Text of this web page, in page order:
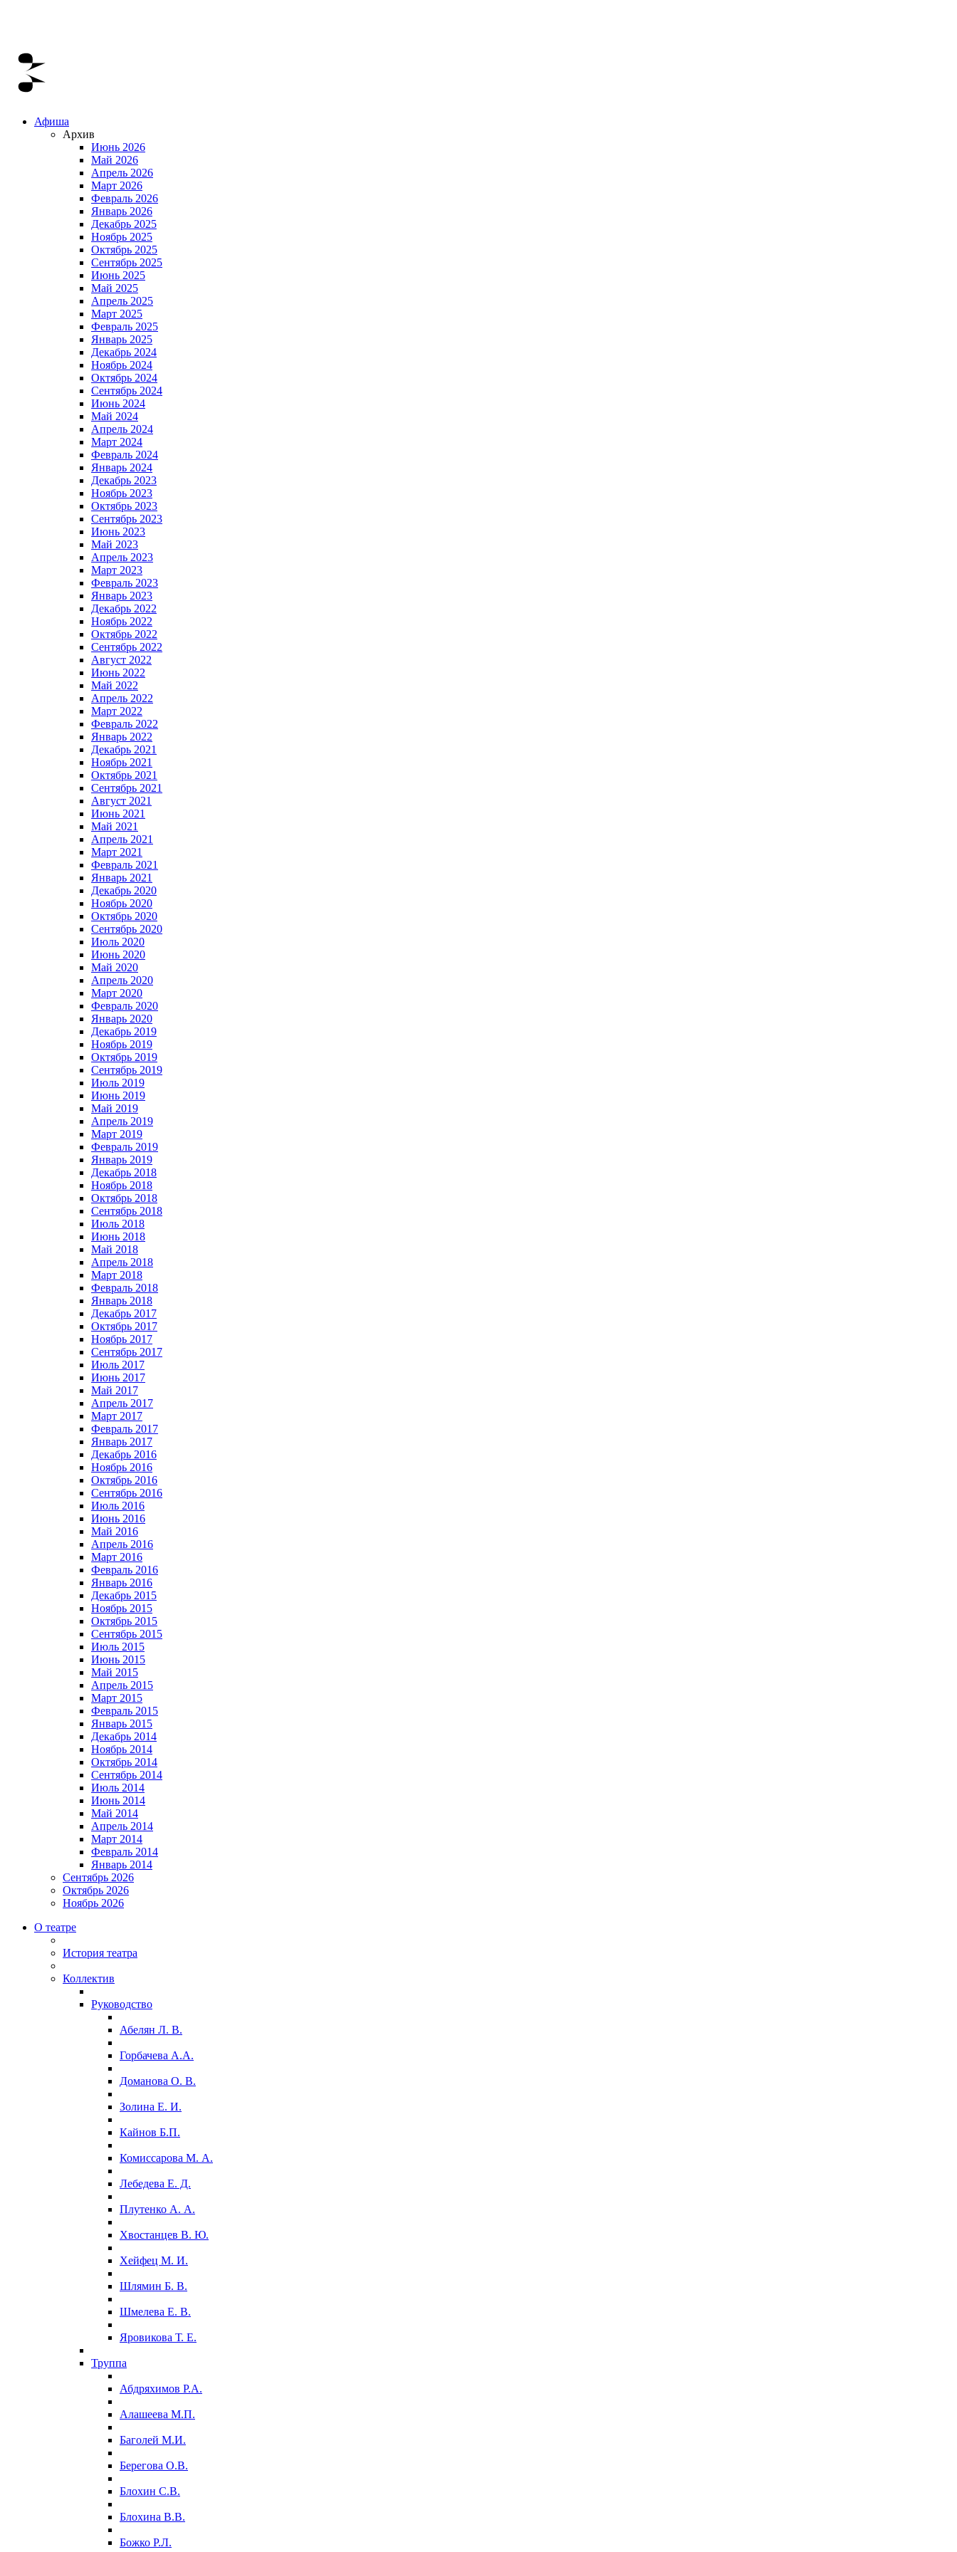
Афиша
Архив
Июнь 2026
Май 2026
Апрель 2026
Март 2026
Февраль 2026
Январь 2026
Декабрь 2025
Ноябрь 2025
Октябрь 2025
Сентябрь 2025
Июнь 2025
Май 2025
Апрель 2025
Март 2025
Февраль 2025
Январь 2025
Декабрь 2024
Ноябрь 2024
Октябрь 2024
Сентябрь 2024
Июнь 2024
Май 2024
Апрель 2024
Март 2024
Февраль 2024
Январь 2024
Декабрь 2023
Ноябрь 2023
Октябрь 2023
Сентябрь 2023
Июнь 2023
Май 2023
Апрель 2023
Март 2023
Февраль 2023
Январь 2023
Декабрь 2022
Ноябрь 2022
Октябрь 2022
Сентябрь 2022
Август 2022
Июнь 2022
Май 2022
Апрель 2022
Март 2022
Февраль 2022
Январь 2022
Декабрь 2021
Ноябрь 2021
Октябрь 2021
Сентябрь 2021
Август 2021
Июнь 2021
Май 2021
Апрель 2021
Март 2021
Февраль 2021
Январь 2021
Декабрь 2020
Ноябрь 2020
Октябрь 2020
Сентябрь 2020
Июль 2020
Июнь 2020
Май 2020
Апрель 2020
Март 2020
Февраль 2020
Январь 2020
Декабрь 2019
Ноябрь 2019
Октябрь 2019
Сентябрь 2019
Июль 2019
Июнь 2019
Май 2019
Апрель 2019
Март 2019
Февраль 2019
Январь 2019
Декабрь 2018
Ноябрь 2018
Октябрь 2018
Сентябрь 2018
Июль 2018
Июнь 2018
Май 2018
Апрель 2018
Март 2018
Февраль 2018
Январь 2018
Декабрь 2017
Октябрь 2017
Ноябрь 2017
Сентябрь 2017
Июль 2017
Июнь 2017
Май 2017
Апрель 2017
Март 2017
Февраль 2017
Январь 2017
Декабрь 2016
Ноябрь 2016
Октябрь 2016
Сентябрь 2016
Июль 2016
Июнь 2016
Май 2016
Апрель 2016
Март 2016
Февраль 2016
Январь 2016
Декабрь 2015
Ноябрь 2015
Октябрь 2015
Сентябрь 2015
Июль 2015
Июнь 2015
Май 2015
Апрель 2015
Март 2015
Февраль 2015
Январь 2015
Декабрь 2014
Ноябрь 2014
Октябрь 2014
Сентябрь 2014
Июль 2014
Июнь 2014
Май 2014
Апрель 2014
Март 2014
Февраль 2014
Январь 2014
Сентябрь 2026
Октябрь 2026
Ноябрь 2026
О театре
История театра
Коллектив
Руководство
Абелян Л. В.
Горбачева А.А.
Доманова О. В.
Золина Е. И.
Кайнов Б.П.
Комиссарова М. А.
Лебедева Е. Д.
Плутенко А. А.
Хвостанцев В. Ю.
Хейфец М. И.
Шлямин Б. В.
Шмелева Е. В.
Яровикова Т. Е.
Труппа
Абдряхимов Р.А.
Алашеева М.П.
Баголей М.И.
Берегова О.В.
Блохин С.В.
Блохина В.В.
Божко Р.Л.